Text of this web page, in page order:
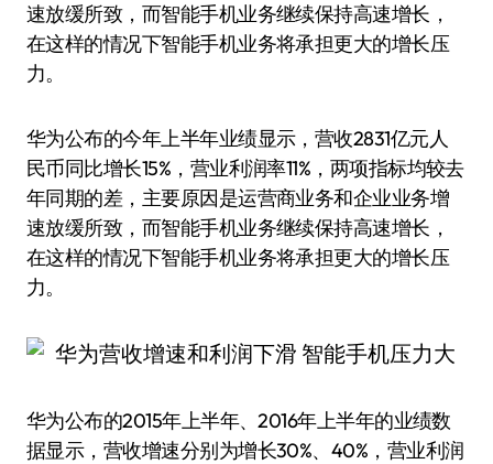
速放缓所致，而智能手机业务继续保持高速增长，
在这样的情况下智能手机业务将承担更大的增长压
力。
华为公布的今年上半年业绩显示，营收2831亿元人
民币同比增长15%，营业利润率11%，两项指标均较去
年同期的差，主要原因是运营商业务和企业业务增
速放缓所致，而智能手机业务继续保持高速增长，
在这样的情况下智能手机业务将承担更大的增长压
力。
华为公布的2015年上半年、2016年上半年的业绩数
据显示，营收增速分别为增长30%、40%，营业利润